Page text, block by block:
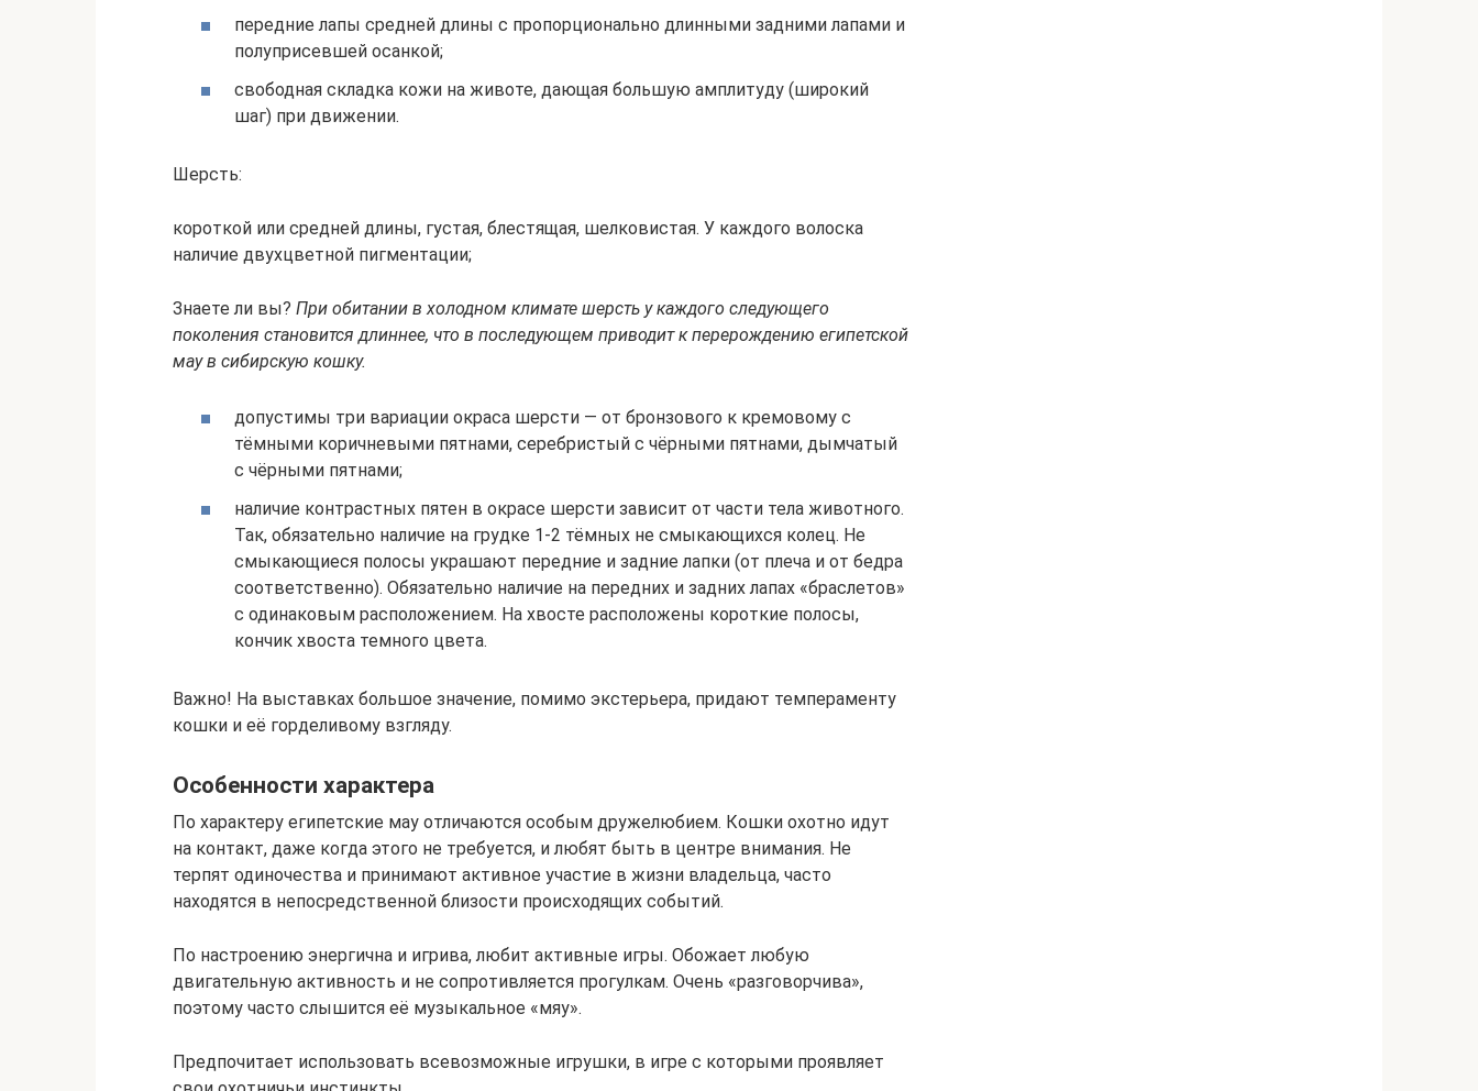
передние лапы средней длины с пропорционально длинными задними лапами и
полуприсевшей осанкой;
свободная складка кожи на животе, дающая большую амплитуду (широкий
шаг) при движении.
Шерсть:
короткой или средней длины, густая, блестящая, шелковистая. У каждого волоска
наличие двухцветной пигментации;
Знаете ли вы? При обитании в холодном климате шерсть у каждого следующего
поколения становится длиннее, что в последующем приводит к перерождению египетской
мау в сибирскую кошку.
допустимы три вариации окраса шерсти — от бронзового к кремовому с
тёмными коричневыми пятнами, серебристый с чёрными пятнами, дымчатый
с чёрными пятнами;
наличие контрастных пятен в окрасе шерсти зависит от части тела животного.
Так, обязательно наличие на грудке 1-2 тёмных не смыкающихся колец. Не
смыкающиеся полосы украшают передние и задние лапки (от плеча и от бедра
соответственно). Обязательно наличие на передних и задних лапах «браслетов»
с одинаковым расположением. На хвосте расположены короткие полосы,
кончик хвоста темного цвета.
Важно! На выставках большое значение, помимо экстерьера, придают темпераменту
кошки и её горделивому взгляду.
Особенности характера
По характеру египетские мау отличаются особым дружелюбием. Кошки охотно идут
на контакт, даже когда этого не требуется, и любят быть в центре внимания. Не
терпят одиночества и принимают активное участие в жизни владельца, часто
находятся в непосредственной близости происходящих событий.
По настроению энергична и игрива, любит активные игры. Обожает любую
двигательную активность и не сопротивляется прогулкам. Очень «разговорчива»,
поэтому часто слышится её музыкальное «мяу».
Предпочитает использовать всевозможные игрушки, в игре с которыми проявляет